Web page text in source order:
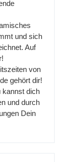
und sich
Auf
von
gehört dir!
kannst dich
und durch
Dein